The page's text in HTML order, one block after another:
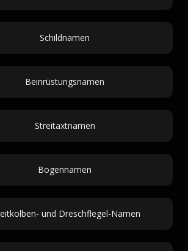
Schildnamen
Beinrüstungsnamen
Streitaxtnamen
Bogennamen
und Dreschflegel-Namen